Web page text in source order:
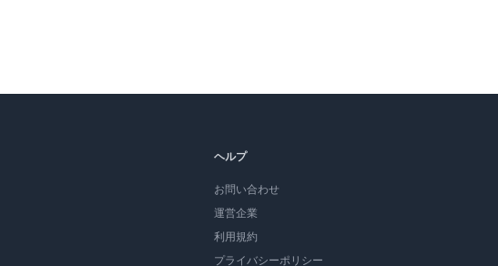
ヘルプ
お問い合わせ
運営企業
利用規約
プライバシーポリシー